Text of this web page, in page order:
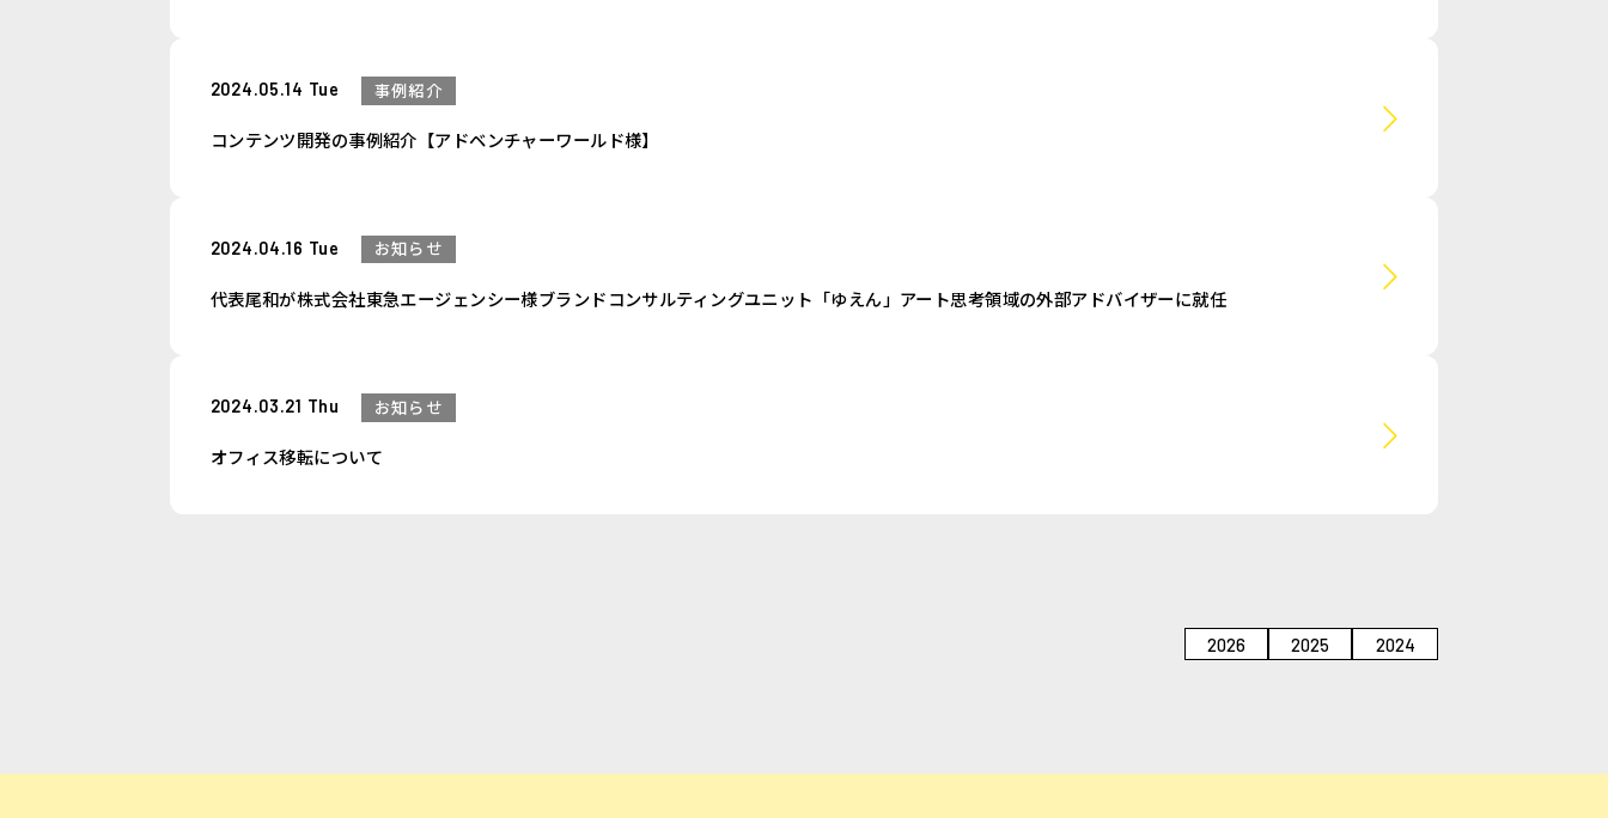
2024.05.14 Tue 事例紹介
コンテンツ開発の事例紹介【アドベンチャーワールド様】
2024.04.16 Tue お知らせ
代表尾和が株式会社東急エージェンシー様ブランドコンサルティングユニット「ゆえん」アート思考領域の外部アドバイザーに就任
2024.03.21 Thu お知らせ
オフィス移転について
2026 2025 2024